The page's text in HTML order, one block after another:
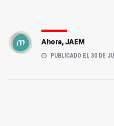
Ahora, JAEM
PUBLICADO EL 30 DE